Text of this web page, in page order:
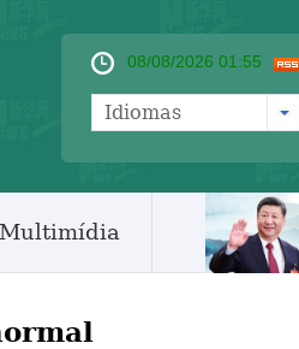
08/08/2026 01:55
Idiomas